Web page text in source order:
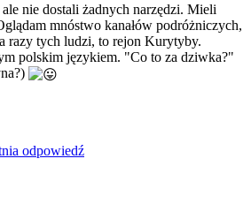
nie dostali żadnych narzędzi. Mieli
mnóstwo kanałów podróżniczych,
razy tych ludzi, to rejon Kurytyby.
polskim językiem. "Co to za dziwka?"
odpowiedź